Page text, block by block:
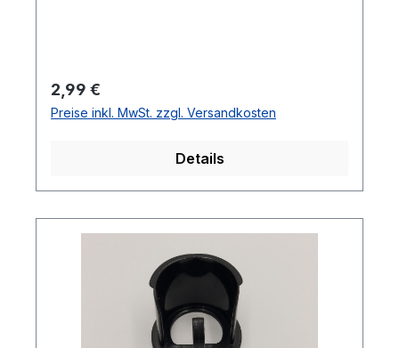
Regulärer Preis:
2,99 €
Preise inkl. MwSt. zzgl. Versandkosten
Details